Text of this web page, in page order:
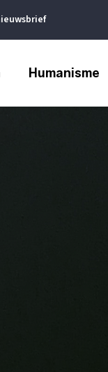
Humanisme